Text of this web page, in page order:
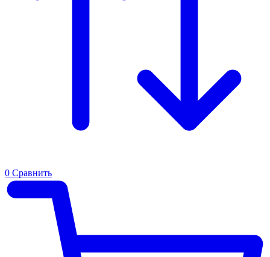
0 Сравнить